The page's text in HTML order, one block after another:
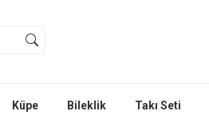
Küpe Bileklik Takı Seti